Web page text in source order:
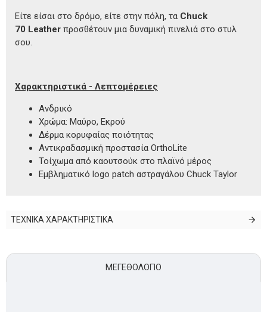
Είτε είσαι στο δρόμο, είτε στην πόλη, τα Chuck
70 Leather προσθέτουν μια δυναμική πινελιά στο στυλ
σου.
Χαρακτηριστικά - Λεπτομέρειες
Ανδρικό
Χρώμα: Μαύρο, Εκρού
Δέρμα κορυφαίας ποιότητας
Αντικραδασμική προστασία OrthoLite
Τοίχωμα από καουτσούκ στο πλαϊνό μέρος
Εμβληματικό logo patch αστραγάλου Chuck Taylor
ΤΕΧΝΙΚΑ ΧΑΡΑΚΤΗΡΙΣΤΙΚΑ
ΜΕΓΕΘΟΛΌΓΙΟ